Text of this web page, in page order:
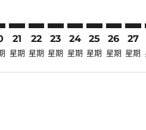
21
星期
22
星期
23
星期
24
星期
25
星期
26
星期
27
星期